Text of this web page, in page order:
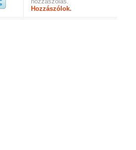
Hozzászólok.